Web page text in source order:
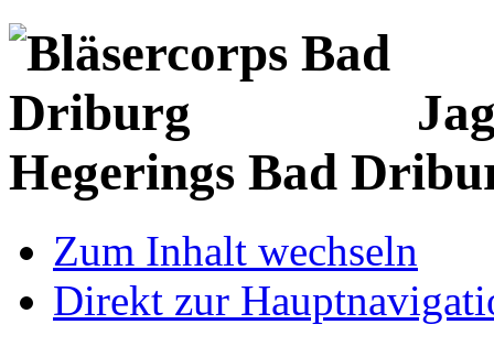
Hegerings Bad
Zum Inhalt wechseln
Direkt zur